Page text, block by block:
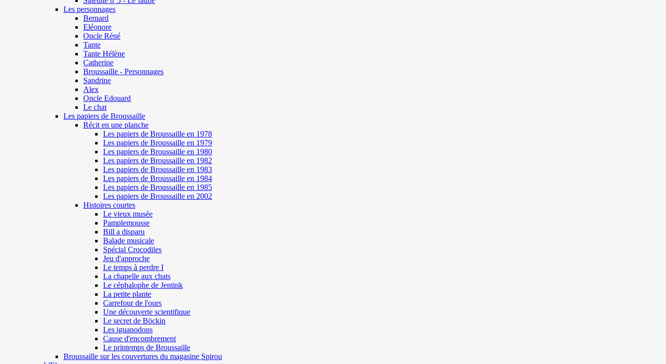
Les personnages
Bernard
Eléonore
Oncle Réné
Tante
Tante Hélène
Catherine
Broussaille - Personnages
Sandrine
Alex
Oncle Edouard
Le chat
Les papiers de Broussaille
Récit en une planche
Les papiers de Broussaille en 1978
Les papiers de Broussaille en 1979
Les papiers de Broussaille en 1980
Les papiers de Broussaille en 1982
Les papiers de Broussaille en 1983
Les papiers de Broussaille en 1984
Les papiers de Broussaille en 1985
Les papiers de Broussaille en 2002
Histoires courtes
Le vieux musée
Pamplemousse
Bill a disparu
Balade musicale
Spécial Crocodiles
Jeu d'approche
Le temps à perdre I
La chapelle aux chats
Le céphalophe de Jentink
La petite plante
Carrefour de l'ours
Une découverte scientifique
Le secret de Böckin
Les iguanodons
Cause d'encombrement
Le printemps de Broussaille
Broussaille sur les couvertures du magasine Spirou